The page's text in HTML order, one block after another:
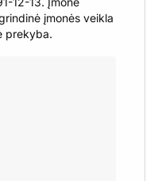
įmonės veikla
prekyba.